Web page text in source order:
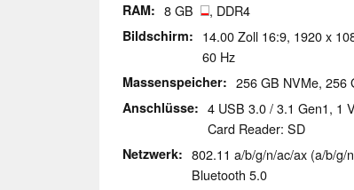
RAM 8 GB , DDR4
Bildschirm
14.00 Zoll 16:9, 1920 x
60 Hz
Massenspeicher 256 GB NVMe, 256
Anschlüsse
4 USB 3.0 / 3.1 Gen1, 1
Card Reader: SD
Netzwerk
802.11 a/b/g/n/ac/ax (a/b/g/
Bluetooth 5.0